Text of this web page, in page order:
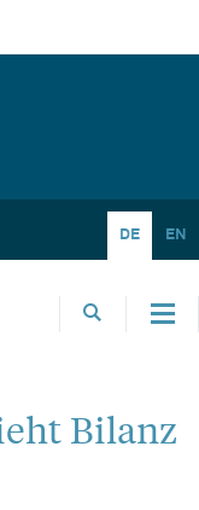
DE EN
Bilanz